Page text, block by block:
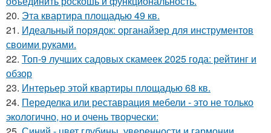
20. Эта квартира площадью 49 кв.
21. Идеальный порядок: органайзер для инструментов
своими руками.
22. Топ-9 лучших садовых скамеек 2025 года: рейтинг и
обзор
23. Интерьер этой квартиры площадью 68 кв.
24. Переделка или реставрация мебели - это не только
экологично, но и очень творчески: